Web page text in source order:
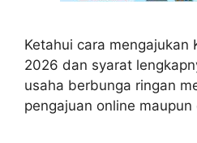
Ketahui cara mengajukan
2026 dan syarat
usaha berbunga ringan
pengajuan online maupun